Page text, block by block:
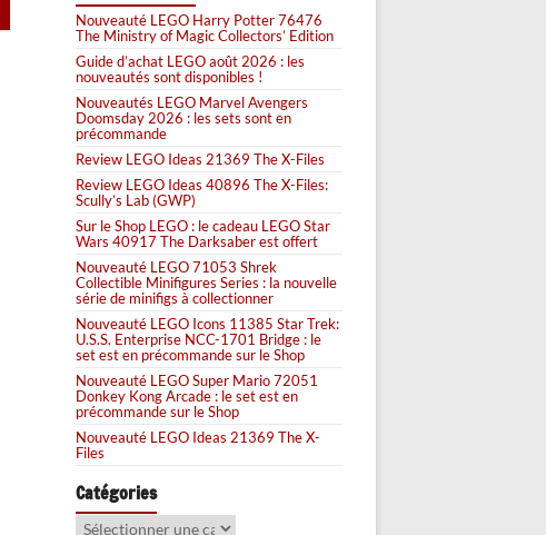
Nouveauté LEGO Harry Potter 76476
The Ministry of Magic Collectors’ Edition
Guide d’achat LEGO août 2026 : les
nouveautés sont disponibles !
Nouveautés LEGO Marvel Avengers
Doomsday 2026 : les sets sont en
précommande
Review LEGO Ideas 21369 The X-Files
Review LEGO Ideas 40896 The X-Files:
Scully’s Lab (GWP)
Sur le Shop LEGO : le cadeau LEGO Star
Wars 40917 The Darksaber est offert
Nouveauté LEGO 71053 Shrek
Collectible Minifigures Series : la nouvelle
série de minifigs à collectionner
Nouveauté LEGO Icons 11385 Star Trek:
U.S.S. Enterprise NCC-1701 Bridge : le
set est en précommande sur le Shop
Nouveauté LEGO Super Mario 72051
Donkey Kong Arcade : le set est en
précommande sur le Shop
Nouveauté LEGO Ideas 21369 The X-
Files
Catégories
Catégories